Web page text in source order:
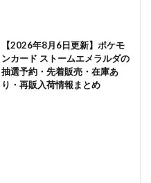
【2026年8月6日更新】ポケモ
ンカード ストームエメラルダの
抽選予約・先着販売・在庫あ
り・再販入荷情報まとめ